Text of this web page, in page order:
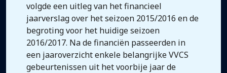
volgde een uitleg van het financieel
jaarverslag over het seizoen 2015/2016 en de
begroting voor het huidige seizoen
2016/2017. Na de financiën passeerden in
een jaaroverzicht enkele belangrijke VVCS
gebeurtenissen uit het voorbije jaar de